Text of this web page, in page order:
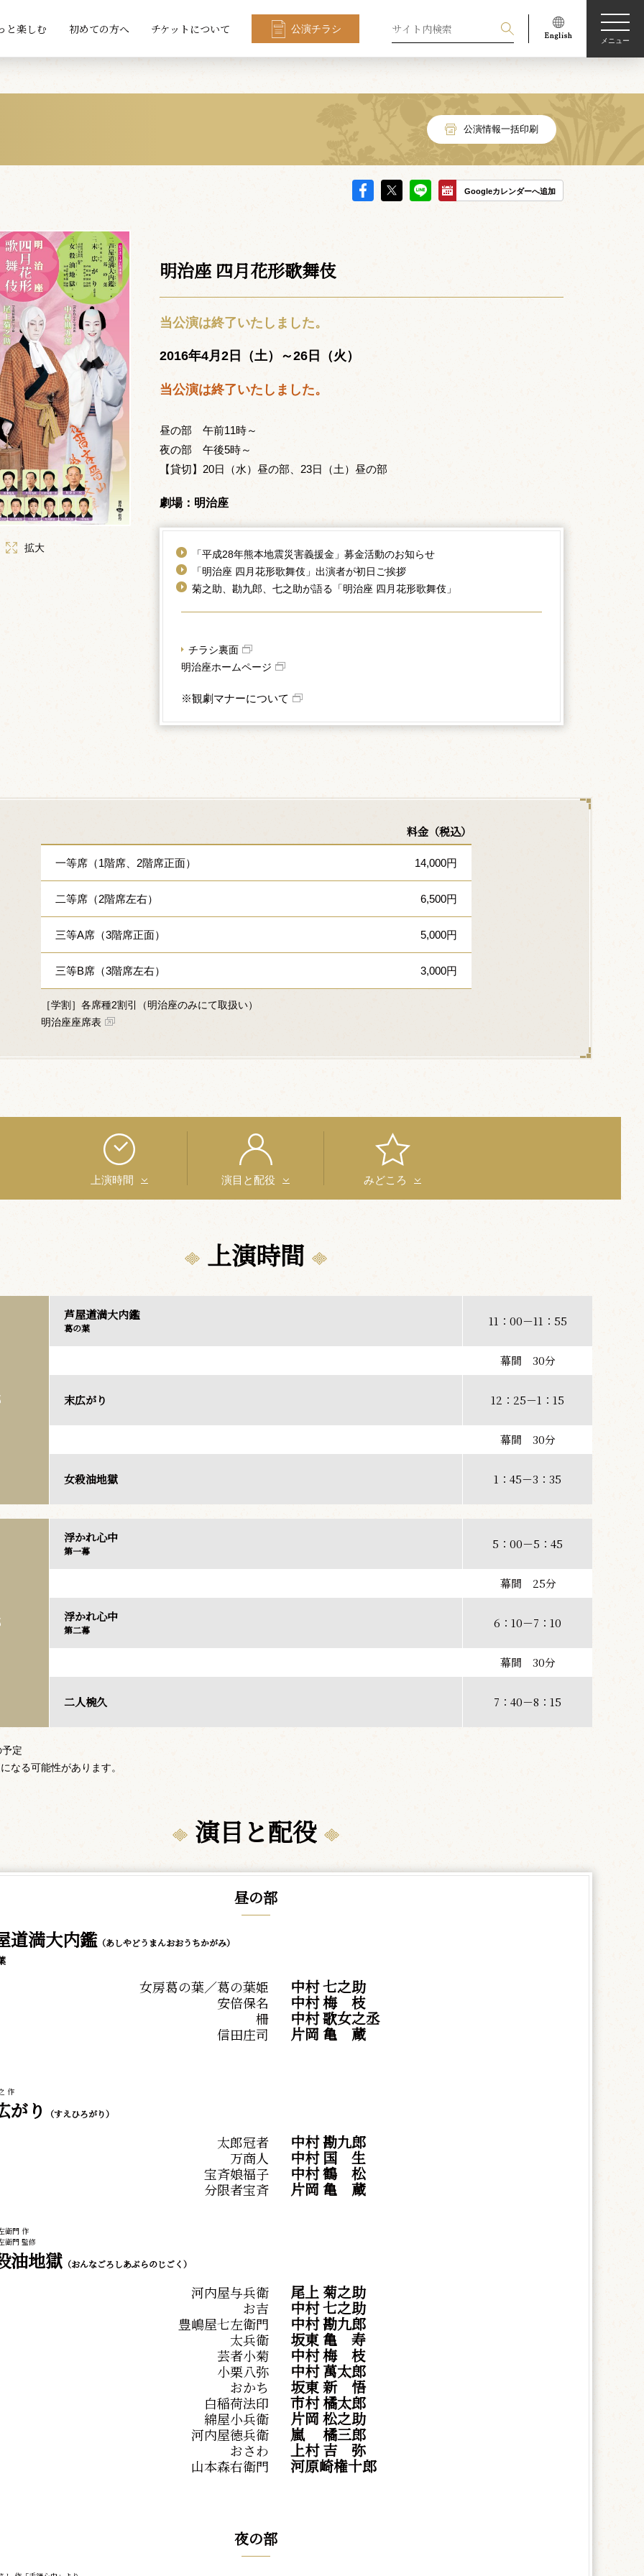
と楽しむ 初めての方へ チケットについて 公演チラシ
メニュー
公演情報一括印刷
Googleカレンダーへ追加
拡大
明治座 四月花形歌舞伎
当公演は終了いたしました。
2016年4月2日（土）～26日（火）
当公演は終了いたしました。
昼の部 午前11時～
夜の部 午後5時～
【貸切】20日（水）昼の部、23日（土）昼の部
劇場：明治座
「平成28年熊本地震災害義援金」募金活動のお知らせ
「明治座 四月花形歌舞伎」出演者が初日ご挨拶
菊之助、勘九郎、七之助が語る「明治座 四月花形歌舞伎」
チラシ裏面
明治座ホームページ
※観劇マナーについて
料金（税込）
一等席（1階席、2階席正面） 14,000円
二等席（2階席左右） 6,500円
三等A席（3階席正面） 5,000円
三等B席（3階席左右） 3,000円
［学割］各席種2割引（明治座のみにて取扱い）
明治座座席表
上演時間 演目と配役 みどころ
上演時間
芦屋道満大内鑑
葛の葉 11：00－11：55
幕間 30分
末広がり 12：25－1：15
幕間 30分
女殺油地獄 1：45－3：35
浮かれ心中
第一幕 5：00－5：45
幕間 25分
浮かれ心中
第二幕 6：10－7：10
幕間 30分
二人椀久 7：40－8：15
定
なる可能性があります。
演目と配役
昼の部
道満大内鑑（あしやどうまんおおうちかがみ）
女房葛の葉／葛の葉姫
安倍保名
柵
信田庄司
中村 七之助
中村梅 枝
中村 歌女之丞
片岡亀 蔵
作
がり （すえひろがり）
太郎冠者
万商人
宝斉娘福子
分限者宝斉
中村 勘九郎
中村 国 生
中村鶴 松
片岡亀 蔵
衛門 作
衛門 監修
油地獄（おんなごろしあぶらのじごく）
河内屋与兵衛
お吉
豊嶋屋七左衛門
太兵衛
芸者小菊
小栗八弥
おかち
白稲荷法印
綿屋小兵衛
河内屋徳兵衛
おさわ
山本森右衛門
尾上 菊之助
中村 七之助
中村 勘九郎
坂東亀 寿
中村梅 枝
中村 萬太郎
坂東新 悟
市村 橘太郎
片岡 松之助
嵐 橘三郎
上村吉 弥
河原崎権十郎
夜の部